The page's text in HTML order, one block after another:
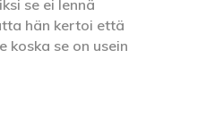
se ei lennä
hän kertoi että
koska se on usein